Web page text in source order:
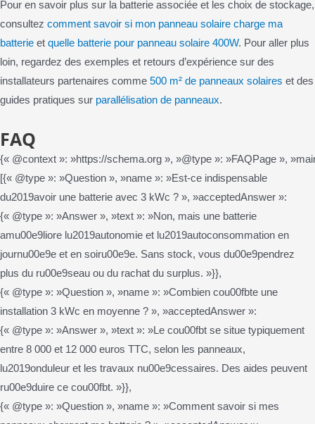
Pour en savoir plus sur la batterie associée et les choix de stockage,
consultez comment savoir si mon panneau solaire charge ma
batterie et quelle batterie pour panneau solaire 400W. Pour aller plus
loin, regardez des exemples et retours d’expérience sur des
installateurs partenaires comme 500 m² de panneaux solaires et des
guides pratiques sur parallélisation de panneaux.
FAQ
{« @context »: »https://schema.org », »@type »: »FAQPage »,
[{« @type »: »Question », »name »: »Est-ce indispensable
du2019avoir une batterie avec 3 kWc ? », »acceptedAnswer »:
{« @type »: »Answer », »text »: »Non, mais une batterie
amu00e9liore lu2019autonomie et lu2019autoconsommation en
journu00e9e et en soiru00e9e. Sans stock, vous du00e9pendrez
plus du ru00e9seau ou du rachat du surplus. »}},
{« @type »: »Question », »name »: »Combien cou00fbte une
installation 3 kWc en moyenne ? », »acceptedAnswer »:
{« @type »: »Answer », »text »: »Le cou00fbt se situe typiquement
entre 8 000 et 12 000 euros TTC, selon les panneaux,
lu2019onduleur et les travaux nu00e9cessaires. Des aides peuvent
ru00e9duire ce cou00fbt. »}},
{« @type »: »Question », »name »: »Comment savoir si mes